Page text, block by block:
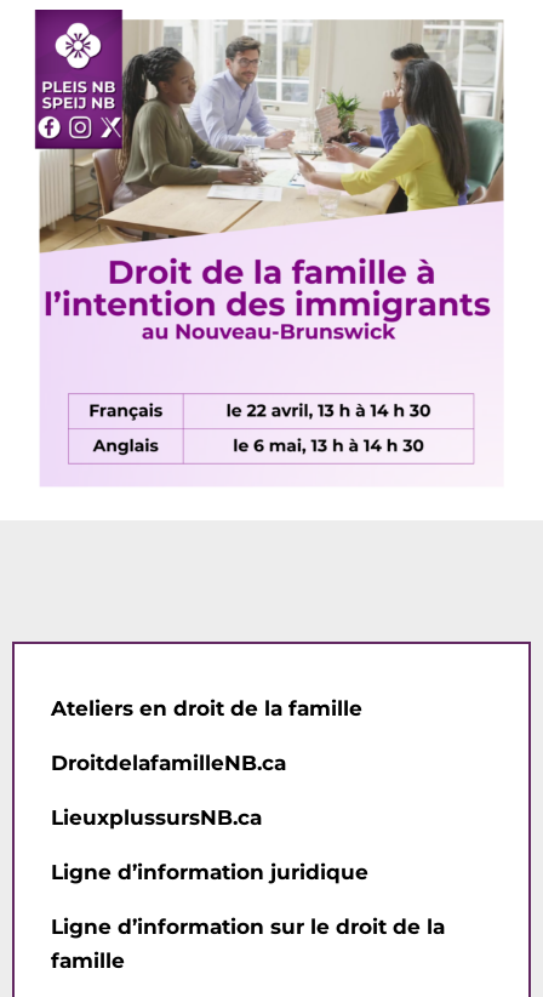
Ateliers en droit de la famille
DroitdelafamilleNB.ca
LieuxplussursNB.ca
Ligne d’information juridique
Ligne d’information sur le droit de la
famille